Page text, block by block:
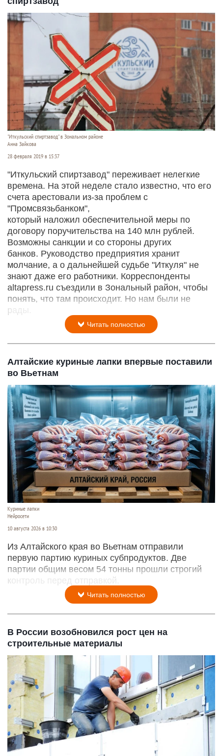
"Иткульский спиртзавод" в Зональном районе
Анна Зайкова
28 февраля 2019 в 15:37
"Иткульский спиртзавод" переживает нелегкие
времена. На этой неделе стало известно, что его
счета арестовали из-за проблем с
"Промсвязьбанком",
который наложил обеспечительной меры по
договору поручительства на 140 млн рублей.
Возможны санкции и со стороны других
банков. Руководство предприятия хранит
молчание, а о дальнейшей судьбе "Иткуля" не
знают даже его работники. Корреспонденты
altapress.ru съездили в Зональный район, чтобы
понять, что там происходит. Но нам были не
рады.
Читать полностью
Алтайские куриные лапки впервые поставили
во Вьетнам
Куриные лапки
Нейросети
10 августа 2026 в 10:30
Из Алтайского края во Вьетнам отправили
первую партию куриных субпродуктов. Две
партии общим весом 54 тонны прошли строгий
контроль перед отправкой.
Читать полностью
В России возобновился рост цен на
строительные материалы